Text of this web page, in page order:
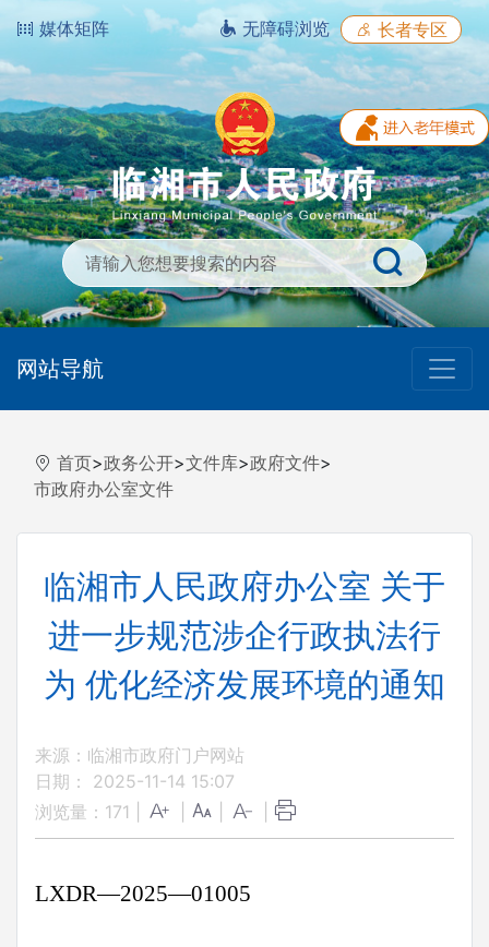
媒体矩阵 无障碍浏览 长者专区
网站导航
首页>政务公开>文件库>政府文件>
市政府办公室文件
临湘市人民政府办公室 关于
进一步规范涉企行政执法行
为 优化经济发展环境的通知
来源：临湘市政府门户网站
日期： 2025-11-14 15:07
浏览量： 171
LXDR—2025—01005